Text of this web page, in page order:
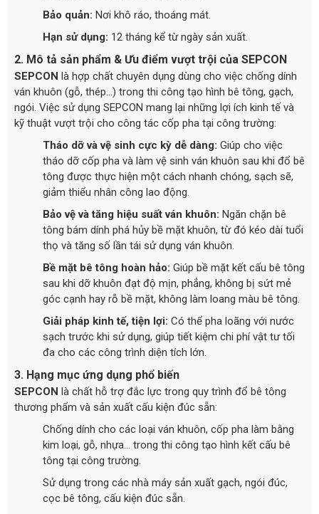
Bảo quản: Nơi khô ráo, thoáng mát.
Hạn sử dụng: 12 tháng kể từ ngày sản xuất.
2. Mô tả sản phẩm & Ưu điểm vượt trội của SEPCON
SEPCON là hợp chất chuyên dụng dùng cho việc chống dính
ván khuôn (gỗ, thép...) trong thi công tạo hình bê tông, gạch,
ngói. Việc sử dụng SEPCON mang lại những lợi ích kinh tế và
kỹ thuật vượt trội cho công tác cốp pha tại công trường:
Tháo dỡ và vệ sinh cực kỳ dễ dàng: Giúp cho việc
tháo dỡ cốp pha và làm vệ sinh ván khuôn sau khi đổ bê
tông được thực hiện một cách nhanh chóng, sạch sẽ,
giảm thiểu nhân công lao động.
Bảo vệ và tăng hiệu suất ván khuôn: Ngăn chặn bê
tông bám dính phá hủy bề mặt khuôn, từ đó kéo dài tuổi
thọ và tăng số lần tái sử dụng ván khuôn.
Bề mặt bê tông hoàn hảo: Giúp bề mặt kết cấu bê tông
sau khi dỡ khuôn đạt độ mịn, phẳng, không bị sứt mẻ
góc cạnh hay rỗ bề mặt, không làm loang màu bê tông.
Giải pháp kinh tế, tiện lợi: Có thể pha loãng với nước
sạch trước khi sử dụng, giúp tiết kiệm chi phí vật tư tối
đa cho các công trình diện tích lớn.
3. Hạng mục ứng dụng phổ biến
SEPCON là chất hỗ trợ đắc lực trong quy trình đổ bê tông
thương phẩm và sản xuất cấu kiện đúc sẵn:
Chống dính cho các loại ván khuôn, cốp pha làm bằng
kim loại, gỗ, nhựa... trong thi công tạo hình kết cấu bê
tông tại công trường.
Sử dụng trong các nhà máy sản xuất gạch, ngói đúc,
cọc bê tông, cấu kiện đúc sẵn.